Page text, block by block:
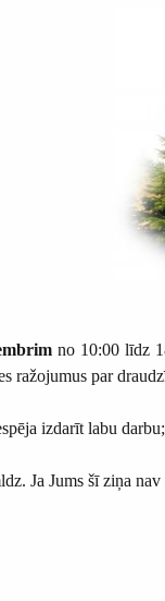
no 10:00 līdz
ražojumus par
izdarīt labu darbu;
Ja Jums šī ziņa